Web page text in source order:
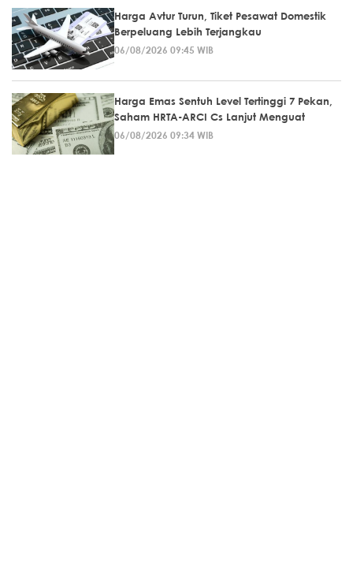
Harga Avtur Turun, Tiket Pesawat Domestik
Berpeluang Lebih Terjangkau
06/08/2026 09:45 WIB
Harga Emas Sentuh Level Tertinggi 7 Pekan,
Saham HRTA-ARCI Cs Lanjut Menguat
06/08/2026 09:34 WIB